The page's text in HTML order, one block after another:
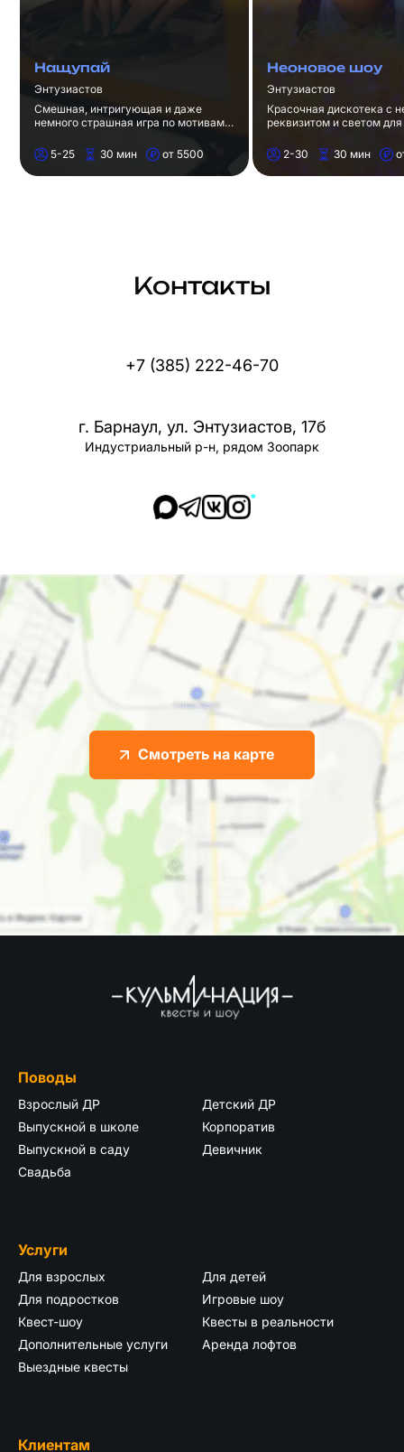
Нащупай
Энтузиастов
Смешная, интригующая и даже
немного страшная игра по мотивам
Барнауле.
5-25 30 мин от 5500
Неоновое шоу
Энтузиастов
Красочная дискотека с
реквизитом и светом для
2-30
30 мин
Контакты
+7 (385) 222-46-70
г. Барнаул, ул. Энтузиастов, 17б
Индустриальный р-н, рядом Зоопарк
*
Смотреть на карте
Поводы
Взрослый ДР
Детский ДР
Выпускной в школе
Корпоратив
Выпускной в саду
Девичник
Свадьба
Услуги
Для взрослых
Для детей
Для подростков
Игровые шоу
Квест-шоу
Квесты в реальности
Дополнительные услуги
Аренда лофтов
Выездные квесты
Клиентам